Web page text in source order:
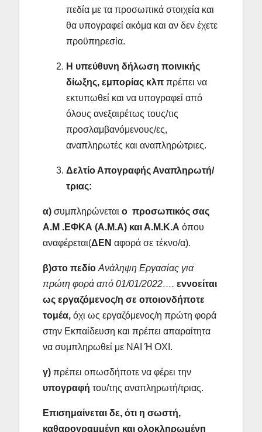
πεδία με τα προσωπικά στοιχεία και
θα υπογραφεί ακόμα και αν δεν έχετε
προϋπηρεσία.
Η υπεύθυνη δήλωση ποινικής
δίωξης, εμπορίας κλπ πρέπει να
εκτυπωθεί και να υπογραφεί από
όλους ανεξαιρέτως τους/τις
προσλαμβανόμενους/ες,
αναπληρωτές και αναπληρώτριες.
Δελτίο Απογραφής Αναπληρωτή/
τριας:
α) συμπληρώνεται ο προσωπικός σας
Α.Μ .ΕΦΚΑ (Α.Μ.Α) και Α.Μ.Κ.Α όπου
αναφέρεται(ΔΕΝ αφορά σε τέκνο/α).
β)στο πεδίο Ανάληψη Εργασίας για
πρώτη φορά από 01/01/2022…. εννοείται
ως εργαζόμενος/η σε οποιονδήποτε
τομέα, όχι ως εργαζόμενος/η πρώτη φορά
στην Εκπαίδευση και πρέπει απαραίτητα
να συμπληρωθεί με ΝΑΙ Ή ΟΧΙ.
γ) πρέπει οπωσδήποτε να φέρει την
υπογραφή του/της αναπληρωτή/τριας.
Επισημαίνεται δε, ότι η σωστή,
καθαρογραμμένη και ολοκληρωμένη